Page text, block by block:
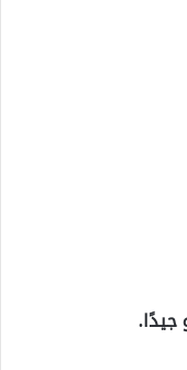
جيدًا.